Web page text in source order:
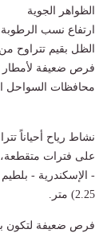
الظواهر الجوية
ارتفاع نسب
الظل بقيم تتراوح من (1 إلى 3)
محافظات السواحل
على فترات
2.25) متر.
فرص ضعيفة لتكون